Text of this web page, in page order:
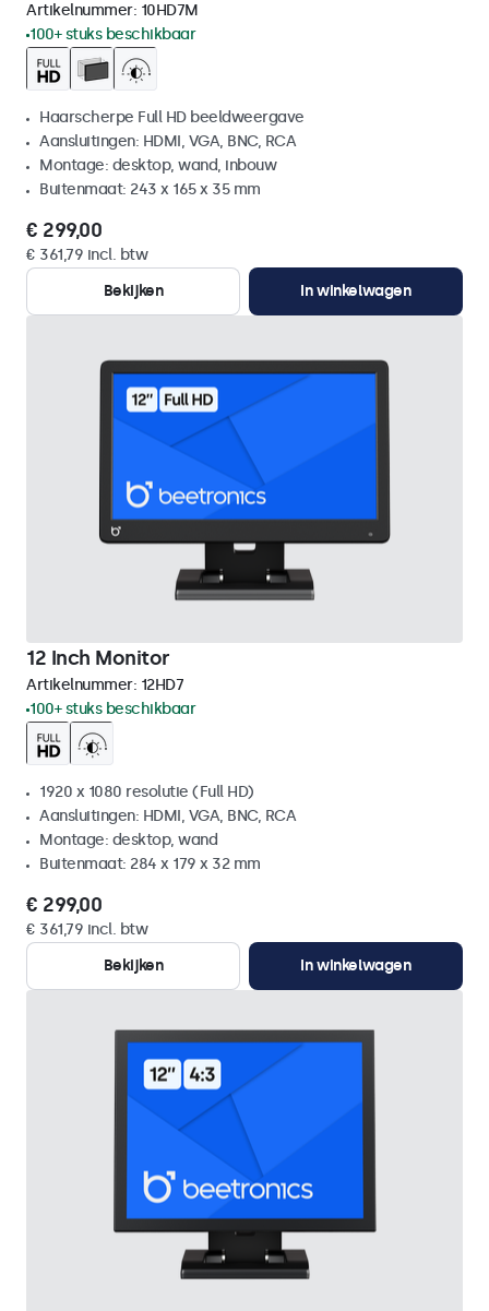
Artikelnummer: 10HD7M
100+ stuks beschikbaar
Haarscherpe Full HD beeldweergave
Aansluitingen: HDMI, VGA, BNC, RCA
Montage: desktop, wand, inbouw
Buitenmaat: 243 x 165 x 35 mm
€ 299,00
€ 361,79 incl. btw
Bekijken
In winkelwagen
12 Inch Monitor
Artikelnummer: 12HD7
100+ stuks beschikbaar
1920 x 1080 resolutie (Full HD)
Aansluitingen: HDMI, VGA, BNC, RCA
Montage: desktop, wand
Buitenmaat: 284 x 179 x 32 mm
€ 299,00
€ 361,79 incl. btw
Bekijken
In winkelwagen